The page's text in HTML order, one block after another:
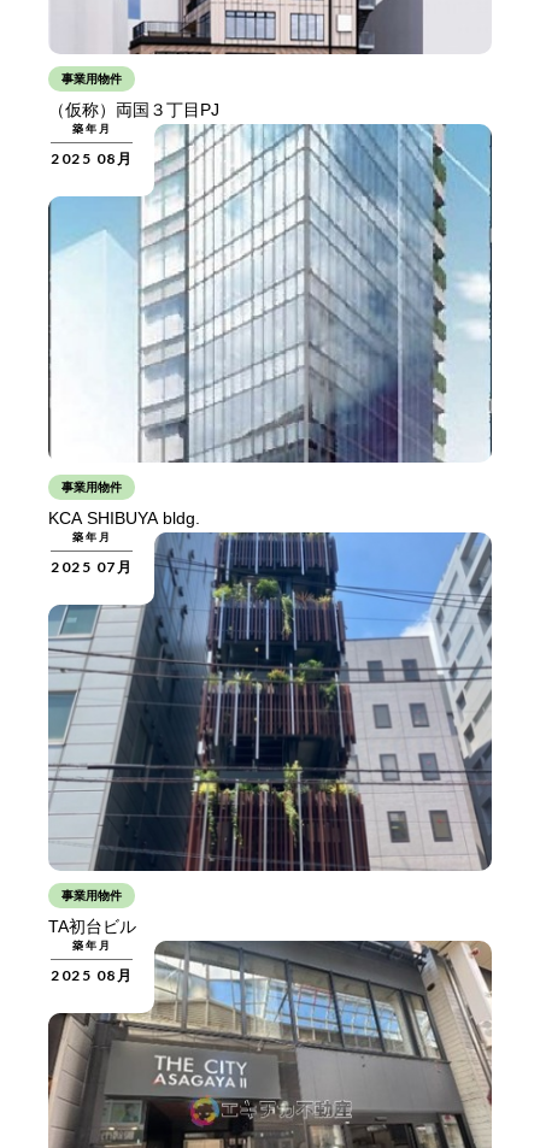
事業用物件
（仮称）両国３丁目PJ
築年月
2025 08月
事業用物件
KCA SHIBUYA bldg.
築年月
2025 07月
事業用物件
TA初台ビル
築年月
2025 08月